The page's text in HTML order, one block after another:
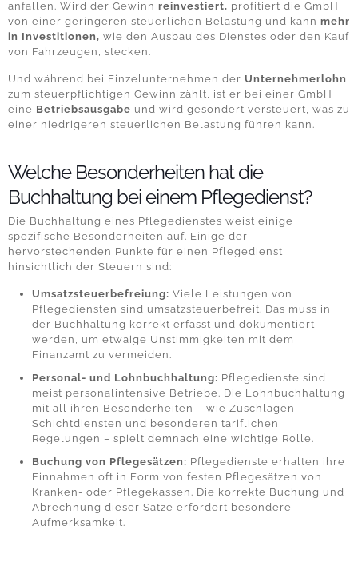
anfallen. Wird der Gewinn reinvestiert, profitiert die GmbH
von einer geringeren steuerlichen Belastung und kann mehr
in Investitionen, wie den Ausbau des Dienstes oder den Kauf
von Fahrzeugen, stecken.
Und während bei Einzelunternehmen der Unternehmerlohn
zum steuerpflichtigen Gewinn zählt, ist er bei einer GmbH
eine Betriebsausgabe und wird gesondert versteuert, was zu
einer niedrigeren steuerlichen Belastung führen kann.
Welche Besonderheiten hat die
Buchhaltung bei einem Pflegedienst?
Die Buchhaltung eines Pflegedienstes weist einige
spezifische Besonderheiten auf. Einige der
hervorstechenden Punkte für einen Pflegedienst
hinsichtlich der Steuern sind:
Umsatzsteuerbefreiung: Viele Leistungen von
Pflegediensten sind umsatzsteuerbefreit. Das muss in
der Buchhaltung korrekt erfasst und dokumentiert
werden, um etwaige Unstimmigkeiten mit dem
Finanzamt zu vermeiden.
Personal- und Lohnbuchhaltung: Pflegedienste sind
meist personalintensive Betriebe. Die Lohnbuchhaltung
mit all ihren Besonderheiten – wie Zuschlägen,
Schichtdiensten und besonderen tariflichen
Regelungen – spielt demnach eine wichtige Rolle.
Buchung von Pflegesätzen: Pflegedienste erhalten ihre
Einnahmen oft in Form von festen Pflegesätzen von
Kranken- oder Pflegekassen. Die korrekte Buchung und
Abrechnung dieser Sätze erfordert besondere
Aufmerksamkeit.